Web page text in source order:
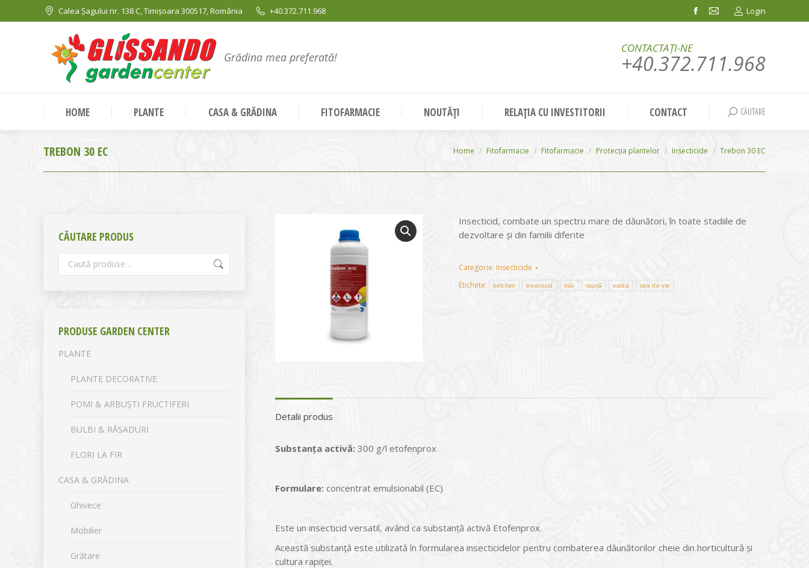
Calea Șagului nr. 138 C, Timișoara 300517, România +40.372.711.968
Facebook
in
window
Mail
in
window
Login
Grădina mea preferată!
CONTACTAȚI-NE
+40.372.711.968
HOME PLANTE CASA & GRĂDINA FITOFARMACIE NOUTĂȚI RELAȚIA CU INVESTITORII CONTACT Search:
CĂUTARE
TREBON 30 EC You are here:
Home Fitofarmacie Fitofarmacie Protecția plantelor Insecticide Trebon 30 EC
Insecticid, combate un spectru mare de dăunători, în toate stadiile de
dezvoltare și din familii diferite
Categorie: Insecticide
Etichete:
belchim insecticid măr rapiță varza vița de vie
Detalii produs
Substanța activă: 300 g/l etofenprox
Formulare: concentrat emulsionabil (EC)
Este un insecticid versatil, având ca substanță activă Etofenprox.
Această substanță este utilizată în formularea insecticidelor pentru combaterea dăunătorilor cheie din horticultură și
cultura rapiței.
CĂUTARE PRODUS
PRODUSE GARDEN CENTER
PLANTE
PLANTE DECORATIVE
POMI & ARBUȘTI FRUCTIFERI
BULBI & RĂSADURI
FLORI LA FIR
CASA & GRĂDINA
Ghivece
Mobilier
Grătare